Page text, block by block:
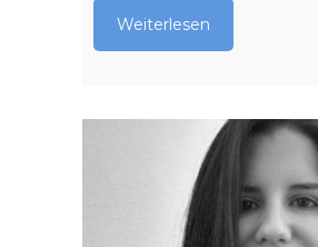
Weiterlesen